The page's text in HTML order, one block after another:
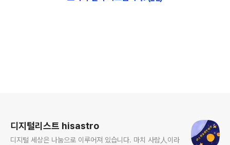
디지털리스트 hisastro
디지털 세상은 나눔으로 이루어져 있습니다. 마치 사람人이라